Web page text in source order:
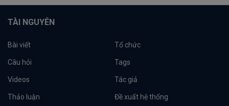
TÀI NGUYÊN
Bài viết Tổ chức
Câu hỏi Tags
Videos Tác giả
Thảo luận Đề xuất hệ thống